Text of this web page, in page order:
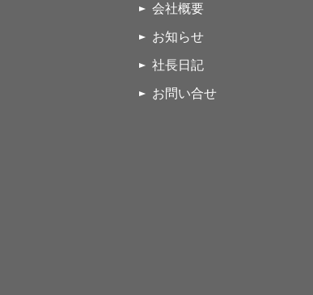
会社概要
お知らせ
社長日記
お問い合せ